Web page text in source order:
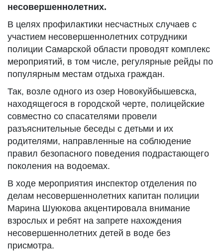
несовершеннолетних.
В целях профилактики несчастных случаев с
участием несовершеннолетних сотрудники
полиции Самарской области проводят комплекс
мероприятий, в том числе, регулярные рейды по
популярным местам отдыха граждан.
Так, возле одного из озер Новокуйбышевска,
находящегося в городской черте, полицейские
совместно со спасателями провели
разъяснительные беседы с детьми и их
родителями, направленные на соблюдение
правил безопасного поведения подрастающего
поколения на водоемах.
В ходе мероприятия инспектор отделения по
делам несовершеннолетних капитан полиции
Марина Шуюкова акцентировала внимание
взрослых и ребят на запрете нахождения
несовершеннолетних детей в воде без
присмотра.